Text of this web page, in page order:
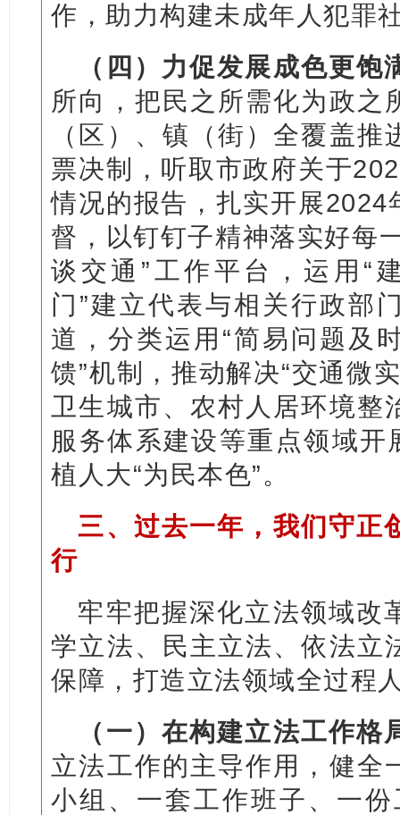
作，助力构建未成年人犯罪
（四）力促发展成色更饱
所向，把民之所需化为政之
（区）、镇（街）全覆盖
票决制，听取市政府关于
情况的报告，扎实开展2024
督，以钉钉子精神落实好每
谈交通”工作平台，运用“
门”建立代表与相关行政部
道，分类运用“简易问题及
馈”机制，推动解决“交通微
卫生城市、农村人居环境整
服务体系建设等重点领域开
植人大“为民本色”。
三、过去一年，我们守正
行
牢牢把握深化立法领域改
学立法、民主立法、依法立
保障，打造立法领域全过程
（一）在构建立法工作格
立法工作的主导作用，健全
小组、一套工作班子、一份